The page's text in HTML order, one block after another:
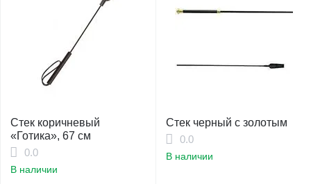
Стек коричневый
«Готика», 67 см
0.0
В наличии
Стек черный с золотым
0.0
В наличии